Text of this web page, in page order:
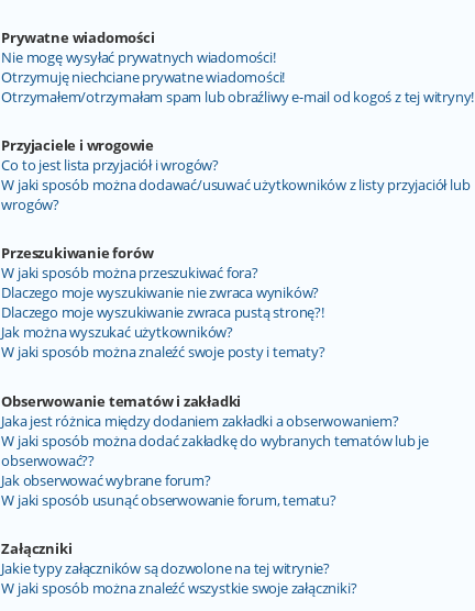
Prywatne wiadomości
Nie mogę wysyłać prywatnych wiadomości!
Otrzymuję niechciane prywatne wiadomości!
Otrzymałem/otrzymałam spam lub obraźliwy e-mail od kogoś z tej witryny!
Przyjaciele i wrogowie
Co to jest lista przyjaciół i wrogów?
W jaki sposób można dodawać/usuwać użytkowników z listy przyjaciół lub
wrogów?
Przeszukiwanie forów
W jaki sposób można przeszukiwać fora?
Dlaczego moje wyszukiwanie nie zwraca wyników?
Dlaczego moje wyszukiwanie zwraca pustą stronę?!
Jak można wyszukać użytkowników?
W jaki sposób można znaleźć swoje posty i tematy?
Obserwowanie tematów i zakładki
Jaka jest różnica między dodaniem zakładki a obserwowaniem?
W jaki sposób można dodać zakładkę do wybranych tematów lub je
obserwować??
Jak obserwować wybrane forum?
W jaki sposób usunąć obserwowanie forum, tematu?
Załączniki
Jakie typy załączników są dozwolone na tej witrynie?
W jaki sposób można znaleźć wszystkie swoje załączniki?